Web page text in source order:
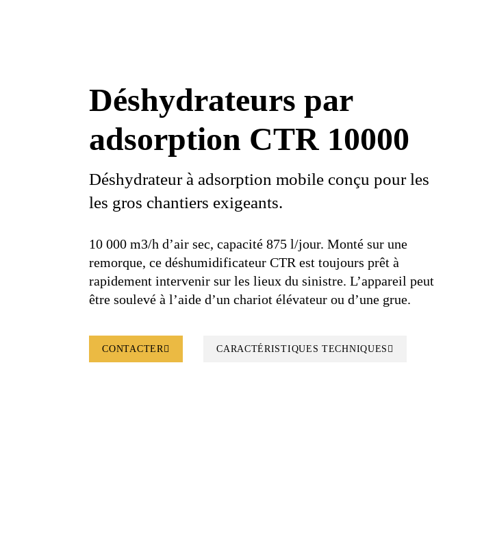
Déshydrateurs par
adsorption CTR 10000
Déshydrateur à adsorption mobile conçu pour les
les gros chantiers exigeants.
10 000 m3/h d’air sec, capacité 875 l/jour. Monté sur une
remorque, ce déshumidificateur CTR est toujours prêt à
rapidement intervenir sur les lieux du sinistre. L’appareil peut
être soulevé à l’aide d’un chariot élévateur ou d’une grue.
CONTACTER CARACTÉRISTIQUES TECHNIQUES